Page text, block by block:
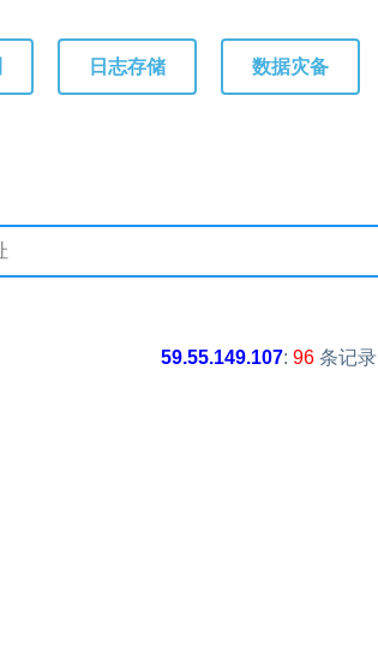
日志存储 数据灾备
59.55.149.107: 96 条记录